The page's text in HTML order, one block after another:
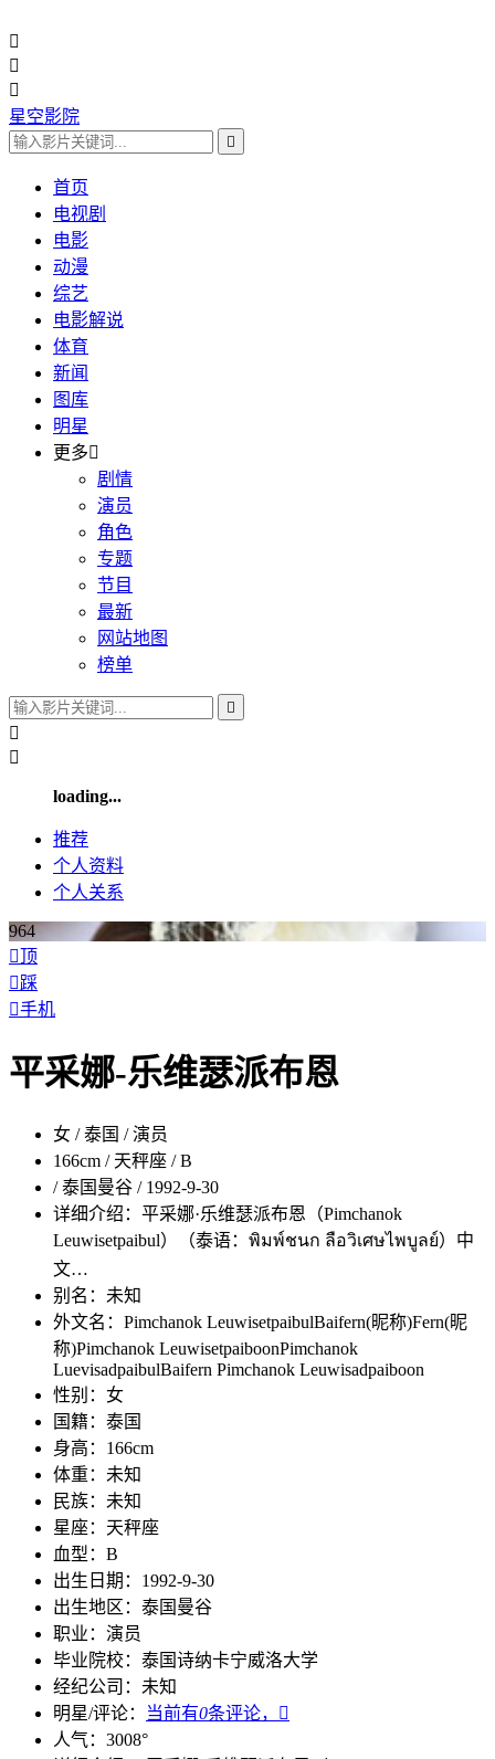



星空影院

首页
电视剧
电影
动漫
综艺
电影解说
体育
新闻
图库
明星
更多
剧情
演员
角色
专题
节目
最新
网站地图
榜单



loading...
推荐
个人资料
个人关系
964
顶
踩
手机
平采娜-乐维瑟派布恩
女 / 泰国 / 演员
166cm / 天秤座 / B
/ 泰国曼谷 / 1992-9-30
详细介绍： 平采娜·乐维瑟派布恩（Pimchanok
Leuwisetpaibul）（泰语：พิมพ์ชนก ลือวิเศษไพบูลย์）中
文…
别名： 未知
外文名： Pimchanok LeuwisetpaibulBaifern(昵称)Fern(昵
称)Pimchanok LeuwisetpaiboonPimchanok
LuevisadpaibulBaifern Pimchanok Leuwisadpaiboon
性别： 女
国籍： 泰国
身高： 166cm
体重： 未知
民族： 未知
星座： 天秤座
血型： B
出生日期： 1992-9-30
出生地区： 泰国曼谷
职业： 演员
毕业院校： 泰国诗纳卡宁威洛大学
经纪公司： 未知
明星/评论：
当前有0条评论，

人气： 3008°